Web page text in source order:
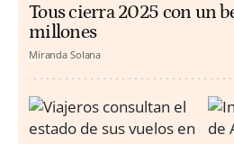
Tous cierra 2025 con un
millones
Miranda Solana